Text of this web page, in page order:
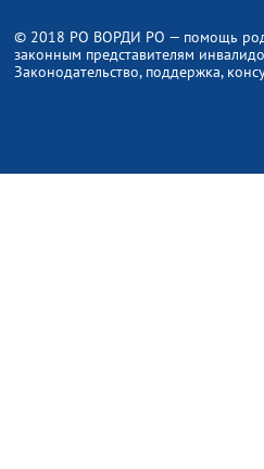
© 2018 РО ВОРДИ РО — помощь
законным представителям
Законодательство, поддержка,